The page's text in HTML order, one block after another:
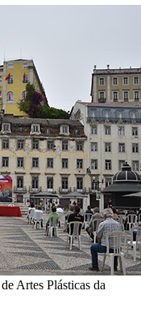
Artes Plásticas da